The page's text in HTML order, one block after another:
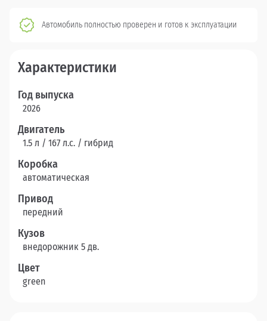
Автомобиль полностью проверен и готов к эксплуатации
Характеристики
Год выпуска
2026
Двигатель
1.5 л / 167 л.c. / гибрид
Коробка
автоматическая
Привод
передний
Кузов
внедорожник 5 дв.
Цвет
green